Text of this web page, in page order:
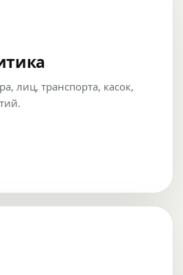
лиц, транспорта, касок,